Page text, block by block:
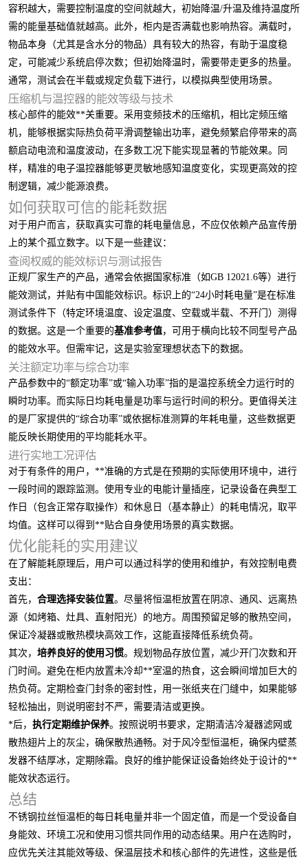
容积越大，需要控制温度的空间就越大，初始降温/升温及维持温度所
需的能量基础值就越高。此外，柜内是否满载也影响热容。满载时，
物品本身（尤其是含水分的物品）具有较大的热容，有助于温度稳
定，可能减少系统启停次数；但初始降温时，需要带走更多的热量。
通常，测试会在半载或规定负载下进行，以模拟典型使用场景。
压缩机与温控器的能效等级与技术
核心部件的能效**关重要。采用变频技术的压缩机，相比定频压缩
机，能够根据实际热负荷平滑调整输出功率，避免频繁启停带来的高
额启动电流和温度波动，在多数工况下能实现显著的节能效果。同
样，精准的电子温控器能够更灵敏地感知温度变化，实现更高效的控
制逻辑，减少能源浪费。
如何获取可信的能耗数据
对于用户而言，获取真实可靠的耗电量信息，不应仅依赖产品宣传册
上的某个孤立数字。以下是一些建议：
查阅权威的能效标识与测试报告
正规厂家生产的产品，通常会依据国家标准（如GB 12021.6等）进行
能效测试，并贴有中国能效标识。标识上的“24小时耗电量”是在标准
测试条件下（特定环境温度、设定温度、空载或半载、不开门）测得
的数据。这是一个重要的基准参考值，可用于横向比较不同型号产品
的能效水平。但需牢记，这是实验室理想状态下的数据。
关注额定功率与综合功率
产品参数中的“额定功率”或“输入功率”指的是温控系统全力运行时的
瞬时功率。而实际日均耗电量是功率与运行时间的积分。更值得关注
的是厂家提供的“综合功率”或依据标准测算的年耗电量，这些数据更
能反映长期使用的平均能耗水平。
进行实地工况评估
对于有条件的用户，**准确的方式是在预期的实际使用环境中，进行
一段时间的跟踪监测。使用专业的电能计量插座，记录设备在典型工
作日（包含正常存取操作）和休息日（基本静止）的耗电情况，取平
均值。这样可以得到**贴合自身使用场景的真实数据。
优化能耗的实用建议
在了解能耗原理后，用户可以通过科学的使用和维护，有效控制电费
支出：
首先， 合理选择安装位置。尽量将恒温柜放置在阴凉、通风、远离热
源（如烤箱、灶具、直射阳光）的地方。周围预留足够的散热空间，
保证冷凝器或散热模块高效工作，这能直接降低系统负荷。
其次， 培养良好的使用习惯。规划物品存放位置，减少开门次数和开
门时间。避免在柜内放置未冷却**室温的热食，这会瞬间增加巨大的
热负荷。定期检查门封条的密封性，用一张纸夹在门缝中，如果能够
轻松抽出，则说明密封不严，需要清洁或更换。
*后， 执行定期维护保养。按照说明书要求，定期清洁冷凝器滤网或
散热翅片上的灰尘，确保散热通畅。对于风冷型恒温柜，确保内壁蒸
发器不结厚冰，定期除霜。良好的维护能保证设备始终处于设计的**
能效状态运行。
总结
不锈钢拉丝恒温柜的每日耗电量并非一个固定值，而是一个受设备自
身能效、环境工况和使用习惯共同作用的动态结果。用户在选购时，
应优先关注其能效等级、保温层技术和核心部件的先进性，这些是低